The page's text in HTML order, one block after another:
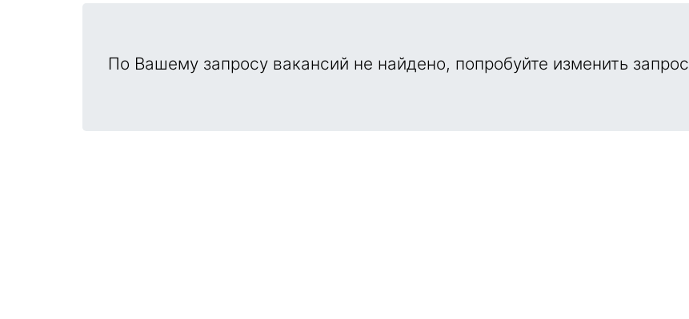
По Вашему запросу вакансий не найдено, попробуйте изменить запрос